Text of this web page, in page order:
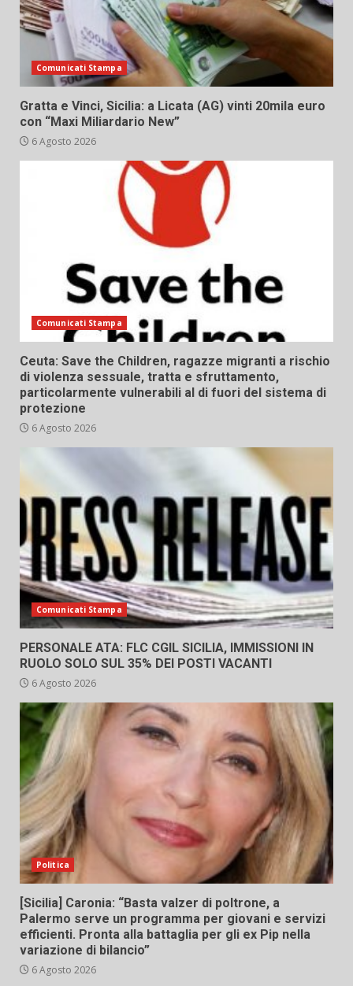
Comunicati Stampa
Gratta e Vinci, Sicilia: a Licata (AG) vinti 20mila euro
con “Maxi Miliardario New”
6 Agosto 2026
Comunicati Stampa
Ceuta: Save the Children, ragazze migranti a rischio
di violenza sessuale, tratta e sfruttamento,
particolarmente vulnerabili al di fuori del sistema di
protezione
6 Agosto 2026
Comunicati Stampa
PERSONALE ATA: FLC CGIL SICILIA, IMMISSIONI IN
RUOLO SOLO SUL 35% DEI POSTI VACANTI
6 Agosto 2026
Politica
[Sicilia] Caronia: “Basta valzer di poltrone, a
Palermo serve un programma per giovani e servizi
efficienti. Pronta alla battaglia per gli ex Pip nella
variazione di bilancio”
6 Agosto 2026